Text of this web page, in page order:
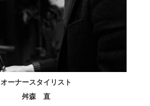
オーナースタイリスト
舛森 直